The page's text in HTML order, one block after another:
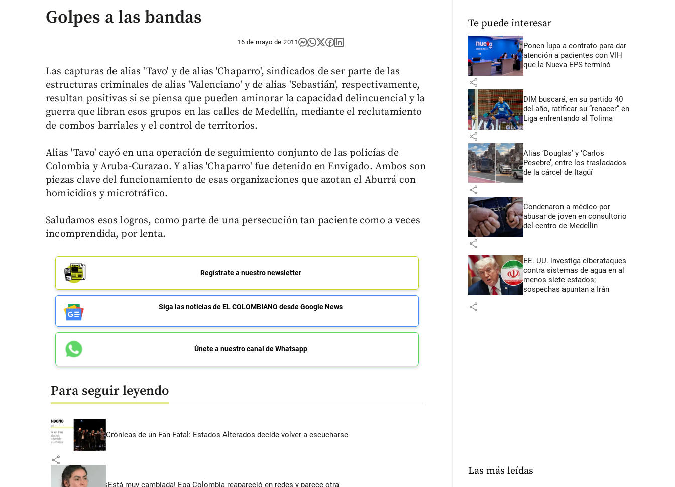
Golpes a las bandas
16 de mayo de 2011
Las capturas de alias 'Tavo' y de alias 'Chaparro', sindicados de ser parte de las
estructuras criminales de alias 'Valenciano' y de alias 'Sebastián', respectivamente,
resultan positivas si se piensa que pueden aminorar la capacidad delincuencial y la
guerra que libran esos grupos en las calles de Medellín, mediante el reclutamiento
de combos barriales y el control de territorios.
Alias 'Tavo' cayó en una operación de seguimiento conjunto de las policías de
Colombia y Aruba-Curazao. Y alias 'Chaparro' fue detenido en Envigado. Ambos son
piezas clave del funcionamiento de esas organizaciones que azotan el Aburrá con
homicidios y microtráfico.
Saludamos esos logros, como parte de una persecución tan paciente como a veces
incomprendida, por lenta.
Regístrate a nuestro newsletter
Siga las noticias de EL COLOMBIANO desde Google News
Únete a nuestro canal de Whatsapp
Para seguir leyendo
Crónicas de un Fan Fatal: Estados Alterados decide volver a escucharse
share
¡Está muy cambiada! Epa Colombia reapareció en redes y parece otra
Te puede interesar
Ponen lupa a contrato para dar
atención a pacientes con VIH
que la Nueva EPS terminó
share
DIM buscará, en su partido 40
del año, ratificar su “renacer” en
Liga enfrentando al Tolima
share
Alias ‘Douglas’ y ‘Carlos
Pesebre’, entre los trasladados
de la cárcel de Itagüí
share
Condenaron a médico por
abusar de joven en consultorio
del centro de Medellín
share
EE. UU. investiga ciberataques
contra sistemas de agua en al
menos siete estados;
sospechas apuntan a Irán
share
Las más leídas